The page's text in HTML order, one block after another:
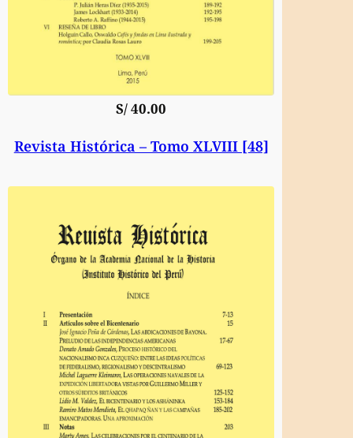
S/40.00
Revista Histórica – Tomo XLVIII [48]